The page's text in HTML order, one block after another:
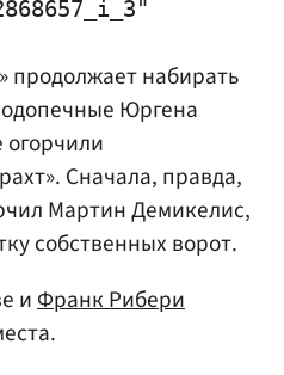
продолжает набирать
Юргена
Сначала, правда,
Мартин Демикелис,
собственных ворот.
иФранк Рибери